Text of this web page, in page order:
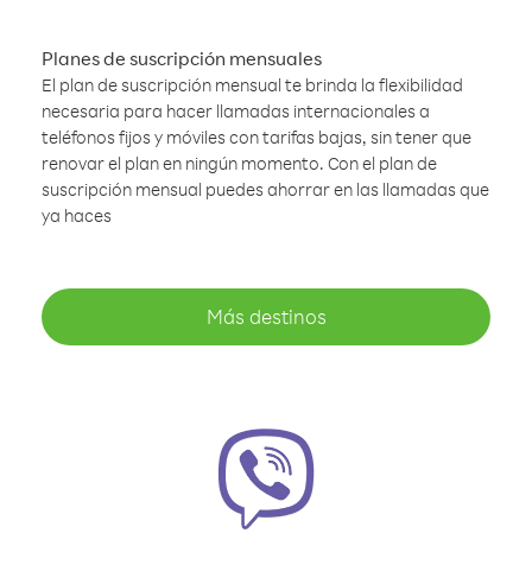
Planes de suscripción mensuales
El plan de suscripción mensual te brinda la flexibilidad
necesaria para hacer llamadas internacionales a
teléfonos fijos y móviles con tarifas bajas, sin tener que
renovar el plan en ningún momento. Con el plan de
suscripción mensual puedes ahorrar en las llamadas que
ya haces
Más destinos